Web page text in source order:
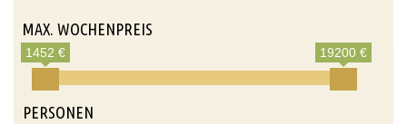
MAX. WOCHENPREIS
1452 € 19200 €
PERSONEN